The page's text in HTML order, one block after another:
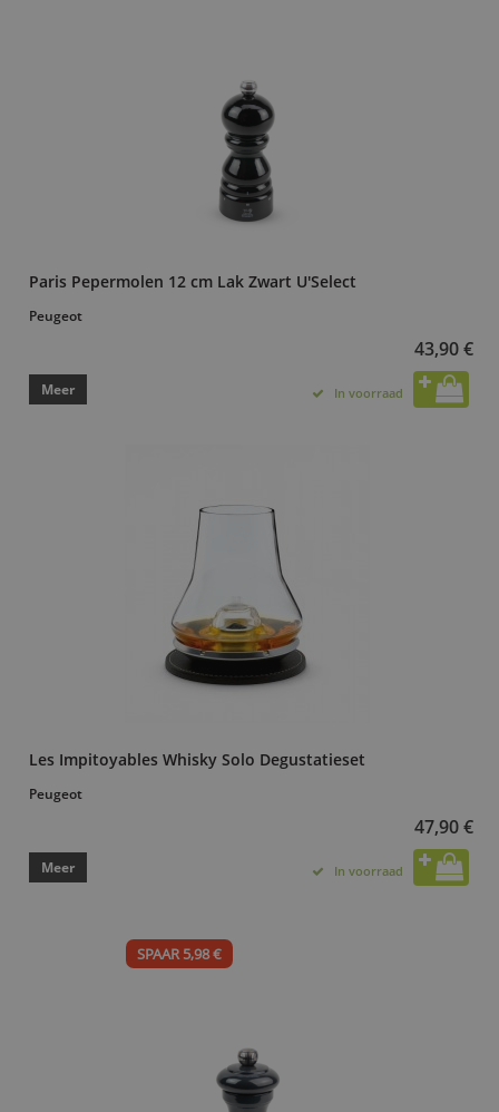
Paris Pepermolen 12 cm Lak Zwart U'Select
Peugeot
43,90 €
Meer In voorraad
Les Impitoyables Whisky Solo Degustatieset
Peugeot
47,90 €
Meer In voorraad
SPAAR 5,98 €